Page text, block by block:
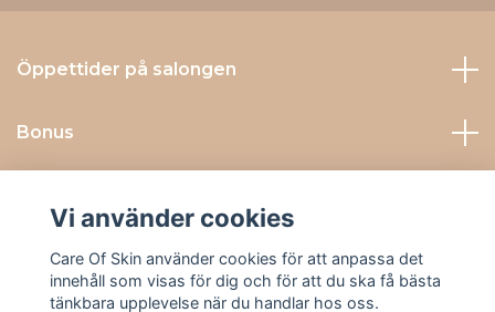
Öppettider på salongen
Bonus
Sociala medier
Vi använder cookies
Care Of Skin använder cookies för att anpassa det
innehåll som visas för dig och för att du ska få bästa
tänkbara upplevelse när du handlar hos oss.